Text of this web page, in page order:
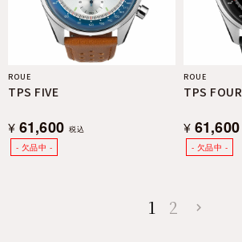
ROUE
TPS FIVE
¥ 61,600 税込
ROUE
TPS FOUR
¥ 61,600
1 2